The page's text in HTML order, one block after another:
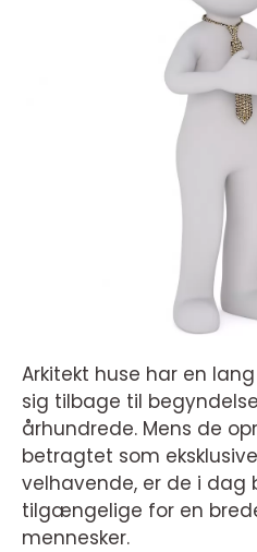
Arkitekt huse har en
sig tilbage til
århundrede. Mens de
betragtet som
velhavende, er de i dag
tilgængelige for en
mennesker.